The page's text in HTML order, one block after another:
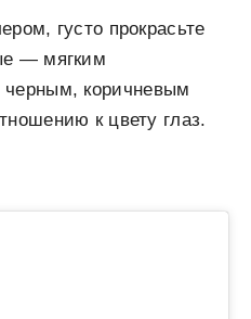
густо прокрасьте
— мягким
черным, коричневым
к цвету глаз.